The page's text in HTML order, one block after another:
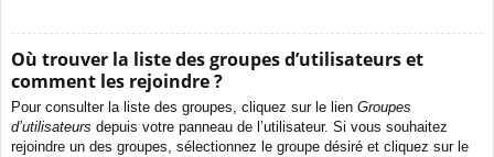
Où trouver la liste des groupes d’utilisateurs et
comment les rejoindre ?
Pour consulter la liste des groupes, cliquez sur le lien Groupes
d’utilisateurs depuis votre panneau de l’utilisateur. Si vous souhaitez
rejoindre un des groupes, sélectionnez le groupe désiré et cliquez sur le